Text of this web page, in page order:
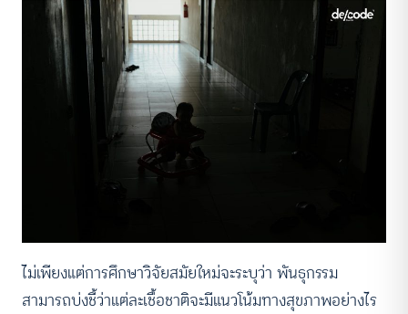
ไม่เพียงแต่การศึกษาวิจัยสมัยใหม่จะระบุว่า พันธุกรรม
สามารถบ่งชี้ว่าแต่ละเชื้อชาติจะมีแนวโน้มทางสุขภาพอย่างไร